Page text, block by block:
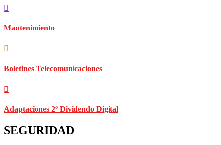
Mantenimiento
Boletines Telecomunicaciones
Adaptaciones 2º Dividendo Digital
SEGURIDAD